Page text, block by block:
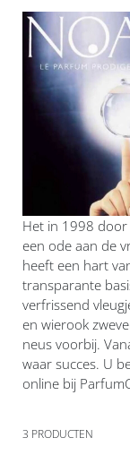
Het in 1998 door
een ode aan de
heeft een hart
transparante
verfrissend
en wierook
neus voorbij.
waar succes. U
online bij
3 PRODUCTEN